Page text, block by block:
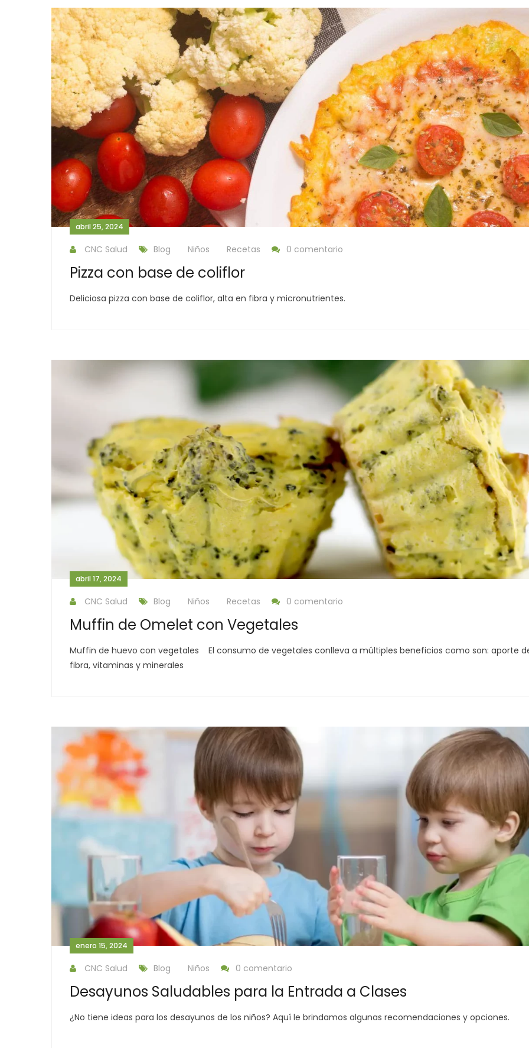
abril 25, 2024
CNC Salud Blog Niños Recetas 0 comentario
Pizza con base de coliflor
Deliciosa pizza con base de coliflor, alta en fibra y micronutrientes.
abril 17, 2024
CNC Salud Blog Niños Recetas 0 comentario
Muffin de Omelet con Vegetales
Muffin de huevo con vegetales El consumo de vegetales conlleva a múltiples beneficios como son: aporte
fibra, vitaminas y minerales
enero 15, 2024
CNC Salud Blog Niños 0 comentario
Desayunos Saludables para la Entrada a Clases
¿No tiene ideas para los desayunos de los niños? Aquí le brindamos algunas recomendaciones y opciones.